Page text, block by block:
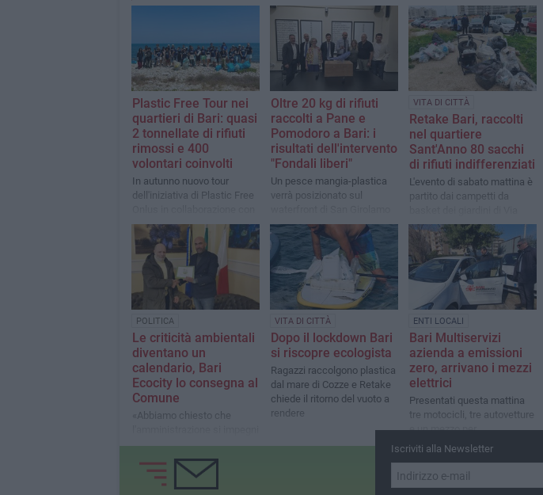
Plastic Free Tour nei
quartieri di Bari: quasi
2 tonnellate di rifiuti
rimossi e 400
volontari coinvolti
In autunno nuovo tour
dell'iniziativa di Plastic Free
il Comune di Bari
Oltre 20 kg di rifiuti
raccolti a Pane e
Pomodoro a Bari: i
risultati dell'intervento
"Fondali liberi"
Un pesce mangia-plastica
verrà posizionato sul
VITA DI CITTÀ
Retake Bari, raccolti
nel quartiere
Sant'Anno 80 sacchi
di rifiuti indifferenziati
L'evento di sabato mattina è
partito dai campetti da
Mimmo Conenna
POLITICA
Le criticità ambientali
diventano un
calendario, Bari
Ecocity lo consegna al
Comune
«Abbiamo chiesto che
seriamente sul tema della
riduzione dei rifiuti»
VITA DI CITTÀ
Dopo il lockdown Bari
si riscopre ecologista
Ragazzi raccolgono plastica
dal mare di Cozze e Retake
chiede il ritorno del vuoto a
rendere
ENTI LOCALI
Bari Multiservizi
azienda a emissioni
zero, arrivano i mezzi
elettrici
Presentati questa mattina
tre motocicli, tre autovetture
e un mezzo per
sollevamento merci.
una colonnina elettrica in
sede»
Iscriviti alla Newsletter